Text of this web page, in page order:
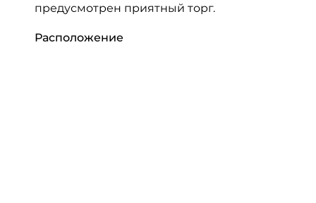
предусмотрен приятный торг.
Расположение